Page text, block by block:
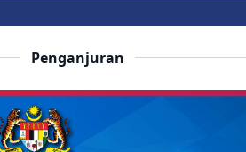
Penganjuran